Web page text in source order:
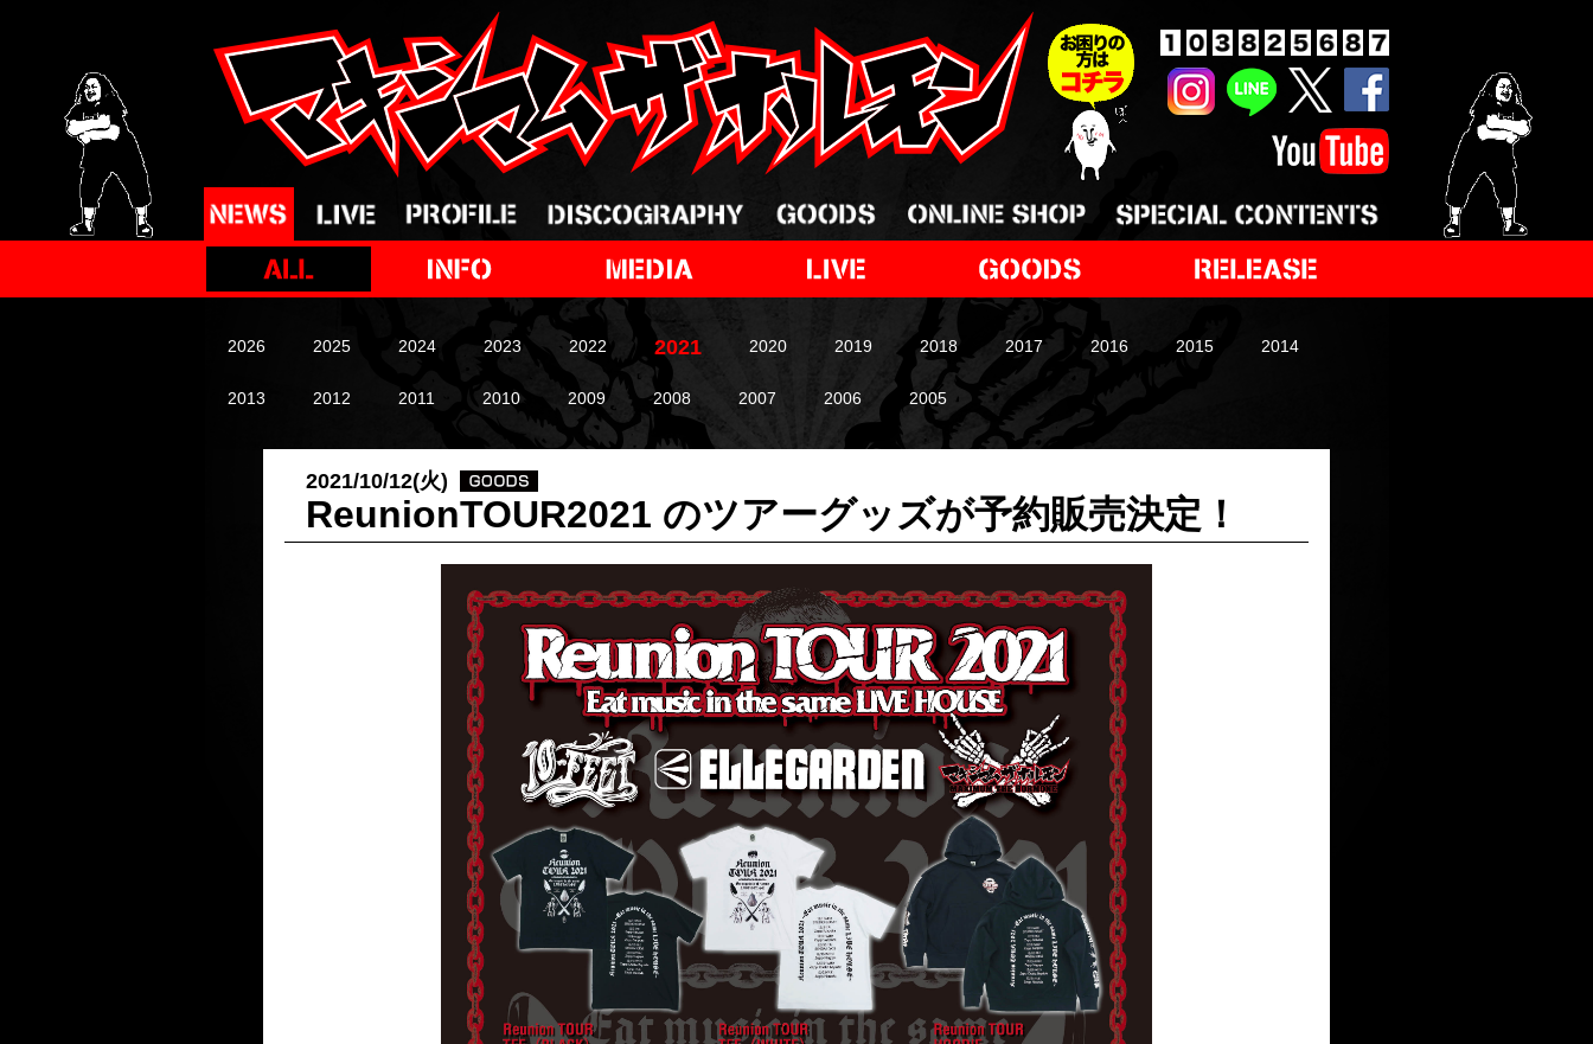
2026 2025 2024 2023 2022 2021 2020 2019 2018 2017 2016 2015 2014
2013 2012 2011 2010 2009 2008 2007 2006 2005
2021/10/12(火)
ReunionTOUR2021 のツアーグッズが予約販売決定！